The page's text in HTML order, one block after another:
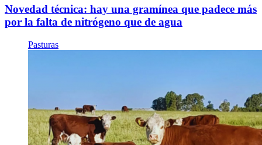
Novedad técnica: hay una gramínea que padece más
por la falta de nitrógeno que de agua
Pasturas